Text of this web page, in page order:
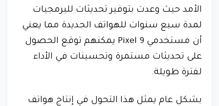
الأمد حيث وعدت بتوفير تحديثات للبرمجيات
لمدة سبع سنوات للهواتف الجديدة مما يعني
أن مستخدمي Pixel 9 يمكنهم توقع الحصول
على تحديثات مستمرة وتحسينات في الأداء
لفترة طويلة.
بشكل عام يمثل هذا التحول في إنتاج هواتف